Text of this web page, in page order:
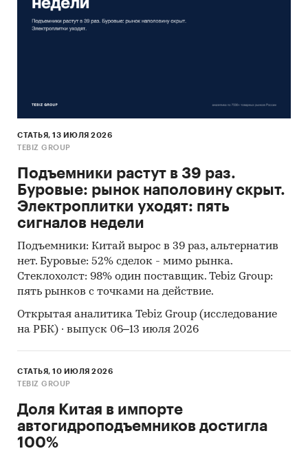
СТАТЬЯ, 13 ИЮЛЯ 2026
TEBIZ GROUP
Подъемники растут в 39 раз.
Буровые: рынок наполовину скрыт.
Электроплитки уходят: пять
сигналов недели
Подъемники: Китай вырос в 39 раз, альтернатив
нет. Буровые: 52% сделок - мимо рынка.
Стеклохолст: 98% один поставщик. Tebiz Group:
пять рынков с точками на действие.
Открытая аналитика Tebiz Group (исследование
на РБК) · выпуск 06–13 июля 2026
СТАТЬЯ, 10 ИЮЛЯ 2026
TEBIZ GROUP
Доля Китая в импорте
автогидроподъемников достигла
100%